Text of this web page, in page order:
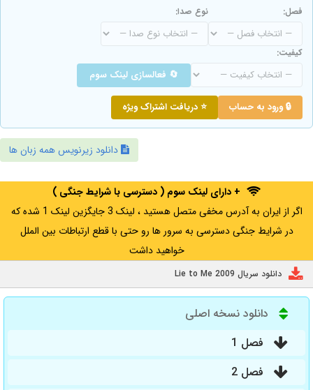
فصل: نوع صدا:
کیفیت:
🔄 فعالسازی لینک سوم
🔒 ورود به حساب ⭐ دریافت اشتراک ویژه
دانلود زیرنویس همه زبان ها
+ دارای لینک سوم ( دسترسی با شرایط جنگی )
اگر از ایران به آدرس مخفی متصل هستید ، لینک 3 جایگزین لینک 1 شده که
در شرایط جنگی دسترسی به سرور ها رو حتی با قطع ارتباطات بین الملل
خواهید داشت
دانلود سریال Lie to Me 2009
دانلود نسخه اصلی
فصل 1
فصل 2